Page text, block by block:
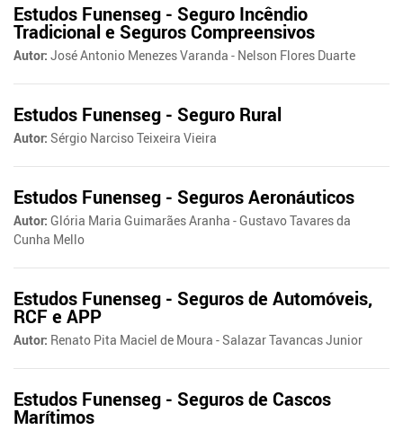
Estudos Funenseg - Seguro Incêndio
Tradicional e Seguros Compreensivos
Autor: José Antonio Menezes Varanda - Nelson Flores Duarte
Estudos Funenseg - Seguro Rural
Autor: Sérgio Narciso Teixeira Vieira
Estudos Funenseg - Seguros Aeronáuticos
Autor: Glória Maria Guimarães Aranha - Gustavo Tavares da
Cunha Mello
Estudos Funenseg - Seguros de Automóveis,
RCF e APP
Autor: Renato Pita Maciel de Moura - Salazar Tavancas Junior
Estudos Funenseg - Seguros de Cascos
Marítimos